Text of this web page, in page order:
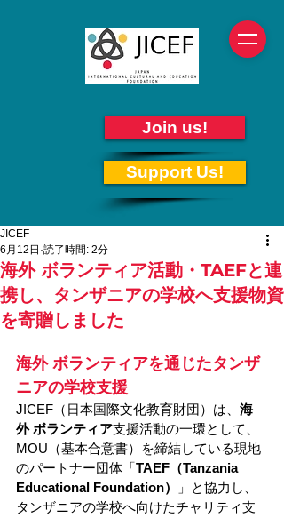
Join us!
Support Us!
海外 ボランティア活動・TAEFと連
携し、タンザニアの学校へ支援物資
を寄贈しました
JICEF
6月12日 読了時間: 2分
海外 ボランティアを通じたタンザ
ニアの学校支援
JICEF（日本国際文化教育財団）は、 海
外 ボランティア支援活動の一環として、
MOU（基本合意書）を締結している現地
のパートナー団体「TAEF（Tanzania
Educational Foundation）
」と協力し、
タンザニアの学校へ向けたチャリティ支